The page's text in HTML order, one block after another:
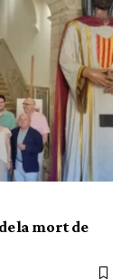
la mort de